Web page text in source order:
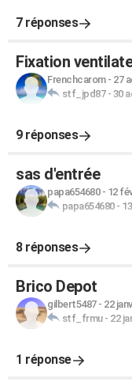
7 réponses
Fixation
Frenchcarom- 27
stf_jpd87- 30
9 réponses
sas d'entrée
papa654680- 12
papa654680-
8 réponses
Brico Depot
gilbert5487- 22
stf_frmu- 22
1 réponse